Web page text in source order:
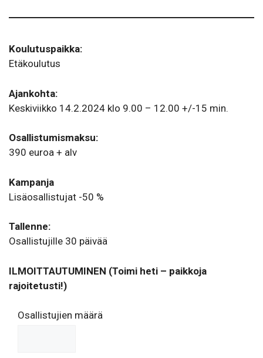
Koulutuspaikka:
Etäkoulutus
Ajankohta:
Keskiviikko 14.2.2024 klo 9.00 – 12.00 +/-15 min.
Osallistumismaksu:
390 euroa + alv
Kampanja
Lisäosallistujat -50 %
Tallenne:
Osallistujille 30 päivää
ILMOITTAUTUMINEN (Toimi heti – paikkoja
rajoitetusti!)
Osallistujien määrä